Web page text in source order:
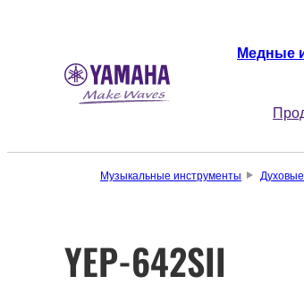
Медные
Музыкальные инструменты
YEP-642SII